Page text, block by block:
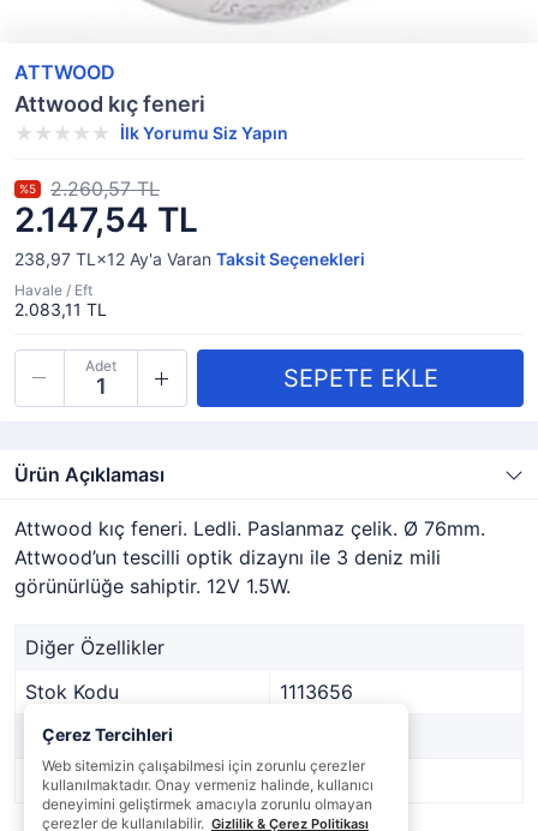
ATTWOOD
Attwood kıç feneri
İlk Yorumu Siz Yapın
2.147,54 TL
%5 2.260,57 TL
238,97 TL×12 Ay'a Varan Taksit Seçenekleri
Havale / Eft
2.083,11 TL
Adet
Ürün Açıklaması
Attwood kıç feneri. Ledli. Paslanmaz çelik. Ø 76mm.
Attwood’un tescilli optik dizaynı ile 3 deniz mili
görünürlüğe sahiptir. 12V 1.5W.
Diğer Özellikler
Stok Kodu
1113656
Marka
Stok Durumu
Var
Çerez Tercihleri
Web sitemizin çalışabilmesi için zorunlu çerezler
kullanılmaktadır. Onay vermeniz halinde, kullanıcı
deneyimini geliştirmek amacıyla zorunlu olmayan
çerezler de kullanılabilir. Gizlilik & Çerez Politikası